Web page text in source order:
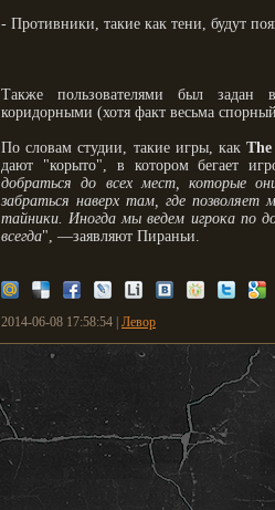
- Противники, такие как тени, будут
Также пользователями был
коридорными (хотя факт весьма
По словам студии, такие игры, как
дают "корыто", в котором бегает
добраться до всех мест, которые
забраться наверх там, где
тайники. Иногда мы ведем игрока по
всегда", —заявляют Пираньи.
2014-06-08 17:58:54 | Левор